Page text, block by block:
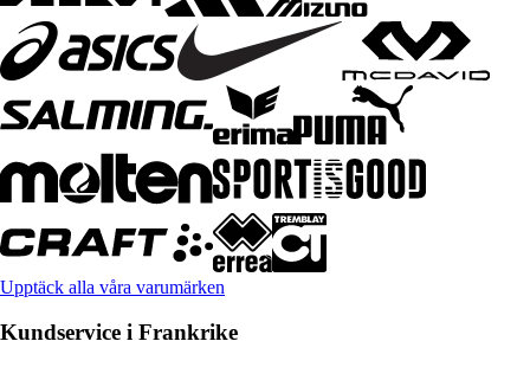
Upptäck alla våra varumärken
Kundservice i Frankrike